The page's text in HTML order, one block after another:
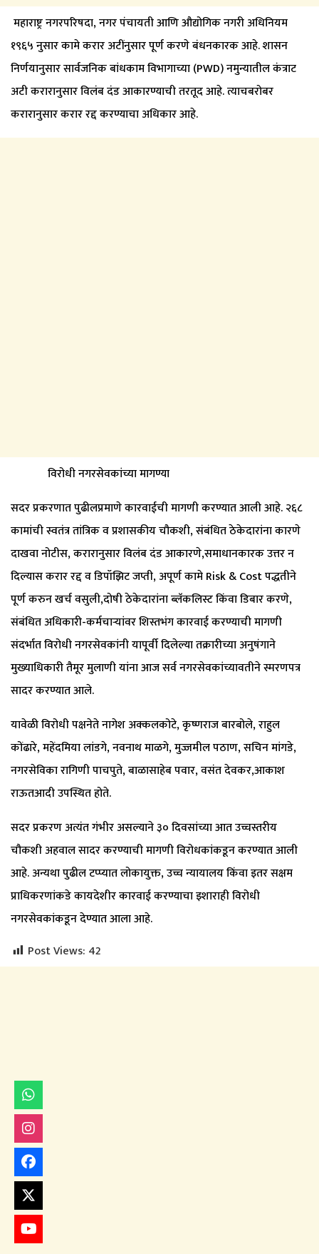
महाराष्ट्र नगरपरिषदा, नगर पंचायती आणि औद्योगिक नगरी अधिनियम
१९६५ नुसार कामे करार अटींनुसार पूर्ण करणे बंधनकारक आहे. शासन
निर्णयानुसार सार्वजनिक बांधकाम विभागाच्या (PWD) नमुन्यातील कंत्राट
अटी करारानुसार विलंब दंड आकारण्याची तरतूद आहे. त्याचबरोबर
करारानुसार करार रद्द करण्याचा अधिकार आहे.
विरोधी नगरसेवकांच्या मागण्या
सदर प्रकरणात पुढीलप्रमाणे कारवाईची मागणी करण्यात आली आहे. २६८
कामांची स्वतंत्र तांत्रिक व प्रशासकीय चौकशी, संबंधित ठेकेदारांना कारणे
दाखवा नोटीस, करारानुसार विलंब दंड आकारणे,समाधानकारक उत्तर न
दिल्यास करार रद्द व डिपॉझिट जप्ती, अपूर्ण कामे Risk & Cost पद्धतीने
पूर्ण करुन खर्च वसुली,दोषी ठेकेदारांना ब्लॅकलिस्ट किंवा डिबार करणे,
संबंधित अधिकारी-कर्मचाऱ्यांवर शिस्तभंग कारवाई करण्याची मागणी
संदर्भात विरोधी नगरसेवकांनी यापूर्वी दिलेल्या तक्रारीच्या अनुषंगाने
मुख्याधिकारी तैमूर मुलाणी यांना आज सर्व नगरसेवकांच्यावतीने स्मरणपत्र
सादर करण्यात आले.
यावेळी विरोधी पक्षनेते नागेश अक्कलकोटे, कृष्णराज बारबोले, राहुल
कोंढारे, महेंदमिया लांडगे, नवनाथ माळगे, मुज्जमील पठाण, सचिन मांगडे,
नगरसेविका रागिणी पाचपुते, बाळासाहेब पवार, वसंत देवकर,आकाश
राऊतआदी उपस्थित होते.
सदर प्रकरण अत्यंत गंभीर असल्याने ३० दिवसांच्या आत उच्चस्तरीय
चौकशी अहवाल सादर करण्याची मागणी विरोधकांकडून करण्यात आली
आहे. अन्यथा पुढील टप्प्यात लोकायुक्त, उच्च न्यायालय किंवा इतर सक्षम
प्राधिकरणांकडे कायदेशीर कारवाई करण्याचा इशाराही विरोधी
नगरसेवकांकडून देण्यात आला आहे.
Post Views: 42